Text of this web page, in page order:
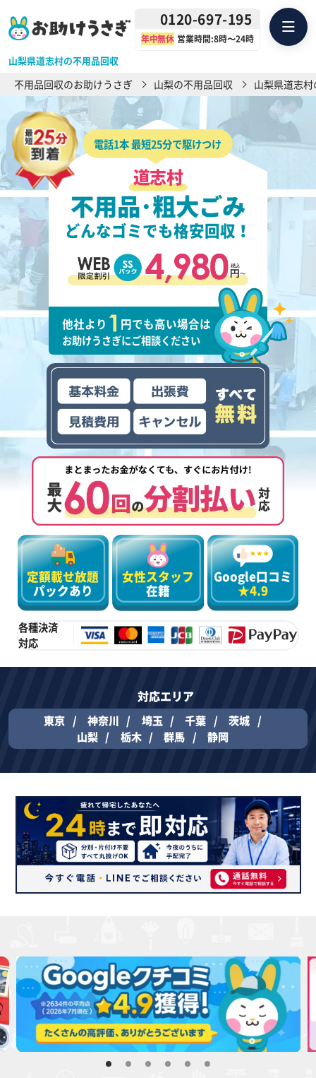
山梨県道志村の不用品回収
0120-697-195
年中無休 営業時間:8時〜24時
不用品回収のお助けうさぎ 山梨の不用品回収 山梨県道志
電話1本 最短25分で駆けつけ
道志村
不用品･粗大ごみ
どんなゴミでも格安回収！
他社より 円でも高い場合は
お助けうさぎにご相談ください
定額載せ放題
パックあり
女性スタッフ
在籍
Google口コミ
★4.9
各種決済
対応
対応エリア
東京 神奈川 埼玉 千葉
茨城
山梨
栃木 群馬 静岡